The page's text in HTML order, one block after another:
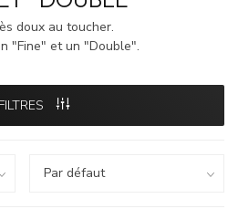
doux au toucher.
"Fine" et un "Double".
FILTRES